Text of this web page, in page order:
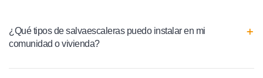
¿Qué tipos de salvaescaleras puedo instalar en mi
comunidad o vivienda?